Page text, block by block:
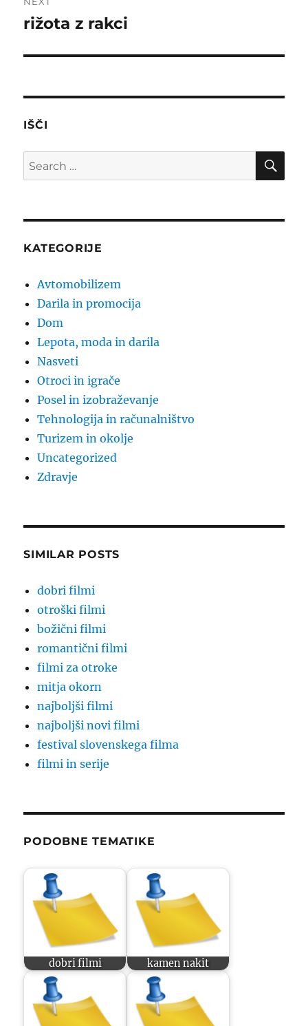
Next
rižota z rakci
IŠČI
Search
for:
KATEGORIJE
Avtomobilizem
Darila in promocija
Dom
Lepota, moda in darila
Nasveti
Otroci in igrače
Posel in izobraževanje
Tehnologija in računalništvo
Turizem in okolje
Uncategorized
Zdravje
SIMILAR POSTS
dobri filmi
otroški filmi
božični filmi
romantični filmi
filmi za otroke
mitja okorn
najboljši filmi
najboljši novi filmi
festival slovenskega filma
filmi in serije
PODOBNE TEMATIKE
dobri filmi kamen nakit